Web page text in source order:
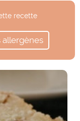
recette
allergènes